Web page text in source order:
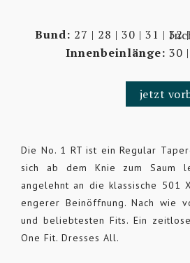
Bund:
27 | 28 | 30 | 31 | 32 | 33 |
Innenbeinlänge: 30
jetzt
Die No. 1 RT ist ein Regular
sich ab dem Knie zum Saum
angelehnt an die klassische 501
engerer Beinöffnung. Nach wie
und beliebtesten Fits. Ein
One Fit. Dresses All.